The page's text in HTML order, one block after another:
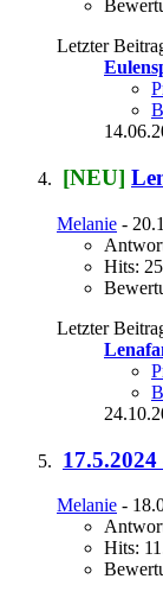
Letzter
[NEU]
Melanie -
Hits:
Letzter
Melanie -
Hits: